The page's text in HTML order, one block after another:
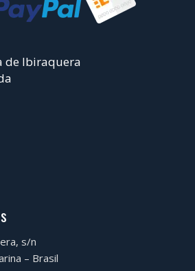
de Ibiraquera
s/n
– Brasil